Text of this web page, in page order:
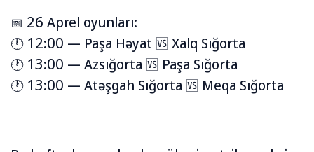
📅 26 Aprel oyunları:
🕛 12:00 — Paşa Həyat 🆚 Xalq Sığorta
🕐 13:00 — Azsığorta 🆚 Paşa Sığorta
🕐 13:00 — Atəşgah Sığorta 🆚 Meqa Sığorta